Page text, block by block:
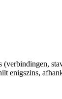
enigszins,